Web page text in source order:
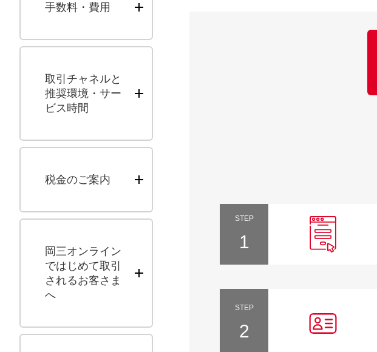
STEP
1
STEP
2
手数料・費用
取引チャネルと
推奨環境・サー
ビス時間
税金のご案内
岡三オンライン
ではじめて取引
されるお客さま
へ